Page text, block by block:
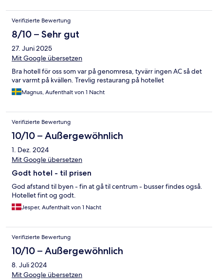
Verifizierte Bewertung
8/10 – Sehr gut
27. Juni 2025
Mit Google übersetzen
Bra hotell för oss som var på genomresa, tyvärr ingen AC så det
var varmt på kvällen. Trevlig restaurang på hotellet
Magnus, Aufenthalt von 1 Nacht
Verifizierte Bewertung
10/10 – Außergewöhnlich
1. Dez. 2024
Mit Google übersetzen
Godt hotel - til prisen
God afstand til byen - fin at gå til centrum - busser findes også.
Hotellet fint og godt.
Jesper, Aufenthalt von 1 Nacht
Verifizierte Bewertung
10/10 – Außergewöhnlich
8. Juli 2024
Mit Google übersetzen